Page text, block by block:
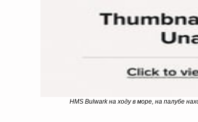
HMS Bulwark на ходу в море, на палубе